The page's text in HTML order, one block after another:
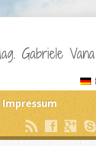
Gabriele Vana
Impressum